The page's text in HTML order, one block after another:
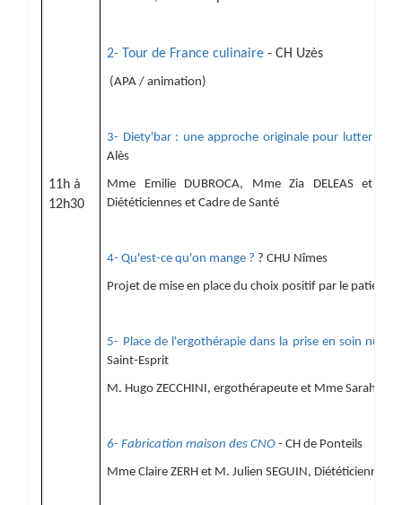
11h à
12h30
2- Tour de France culinaire - CH Uzès
(APA / animation)
3- Diety'bar : une approche originale pour lutter
Alès
Mme Emilie DUBROCA, Mme Zia DELEAS et
Diététiciennes et Cadre de Santé
4- Qu'est-ce qu'on mange ? ? CHU Nîmes
Projet de mise en place du choix positif par le patient
5- Place de l'ergothérapie dans la prise en soin
Saint-Esprit
M. Hugo ZECCHINI, ergothérapeute et Mme Sarah
6- Fabrication maison des CNO - CH de Ponteils
Mme Claire ZERH et M. Julien SEGUIN, Diététicienne et